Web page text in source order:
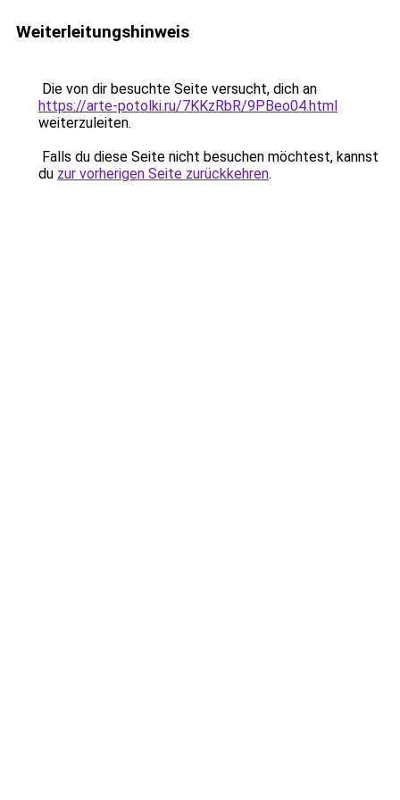
Weiterleitungshinweis
Die von dir besuchte Seite versucht, dich an
https://arte-potolki.ru/7KKzRbR/9PBeo04.html
weiterzuleiten.
Falls du diese Seite nicht besuchen möchtest, kannst
du zur vorherigen Seite zurückkehren.